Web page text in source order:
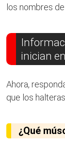
los nombres
inician
Ahora,
que los
¿Qué